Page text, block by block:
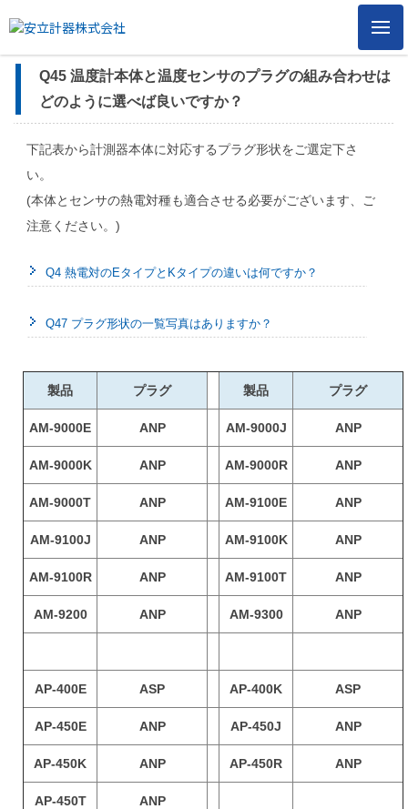
メ
ニ
ュ
ー
Q45 温度計本体と温度センサのプラグの組み合わせは
どのように選べば良いですか？
下記表から計測器本体に対応するプラグ形状をご選定下さ
い。
(本体とセンサの熱電対種も適合させる必要がございます、ご
注意ください。)
Q4 熱電対のEタイプとKタイプの違いは何ですか？
Q47 プラグ形状の一覧写真はありますか？
製品 プラグ 製品 プラグ
AM-9000E ANP AM-9000J ANP
AM-9000K ANP AM-9000R ANP
AM-9000T ANP AM-9100E ANP
AM-9100J ANP AM-9100K ANP
AM-9100R ANP AM-9100T ANP
AM-9200 ANP AM-9300 ANP
AP-400E ASP AP-400K ASP
AP-450E ANP AP-450J ANP
AP-450K ANP AP-450R ANP
AP-450T ANP